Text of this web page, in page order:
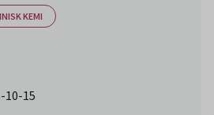
KEMI
10-15